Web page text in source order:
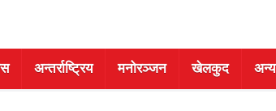
अन्तर्राष्ट्रिय मनोरञ्जन खेलकुद अन्य